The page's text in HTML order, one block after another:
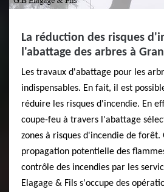
La réduction des risques
l'abattage des arbres à
Les travaux d'abattage pour les
indispensables. En fait, il est
réduire les risques d'incendie. En
coupe-feu à travers l'abattage
zones à risques d'incendie de
propagation potentielle des
contrôle des incendies par les
Elagage & Fils s'occupe des